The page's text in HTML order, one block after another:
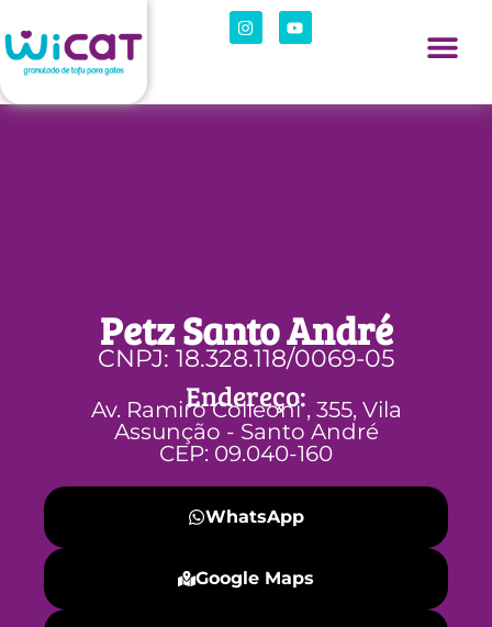
Petz Santo André
CNPJ: 18.328.118/0069-05
Endereço:
Av. Ramiro Colleoni , 355, Vila
Assunção - Santo André
CEP: 09.040-160
WhatsApp
Google Maps